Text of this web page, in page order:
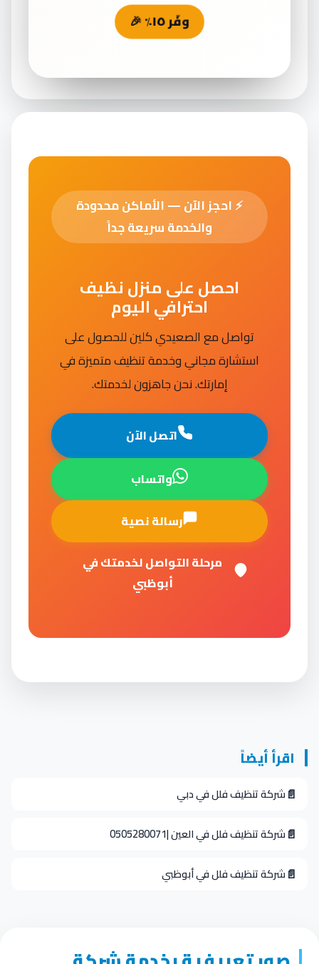
وفّر ١٥٪ 🎉
⚡احجز الآن — الأماكن محدودة
والخدمة سريعة جداً
احصل على منزل نظيف
احترافي اليوم
تواصل مع الصعيدي كلين للحصول على
استشارة مجاني وخدمة تنظيف متميزة في
إمارتك. نحن جاهزون لخدمتك.
اتصل الآن
واتساب
رسالة نصية
مرحلة التواصل لخدمتك في
أبوظبي
اقرأ أيضاً
📄شركة تنظيف فلل في دبي
📄شركة تنظيف فلل في العين |0505280071
📄شركة تنظيف فلل في أبوظبي